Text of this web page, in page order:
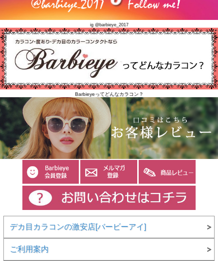
ig @barbieye_2017
Barbieyeってどんなカラコン？
デカ目カラコンの激安店[バービーアイ]
ご利用案内